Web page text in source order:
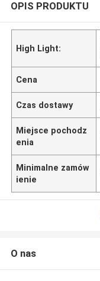
OPIS PRODUKTU
High Light:
Cena
Czas dostawy
Miejsce pochodz
enia
Minimalne zamów
ienie
O nas